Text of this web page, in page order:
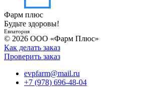
Фарм плюс
Будьте здоровы!
Евпатория
© 2026 ООО «Фарм Плюс»
Как делать заказ
Проверить заказ
evpfarm@mail.ru
+7 (978) 696-48-04